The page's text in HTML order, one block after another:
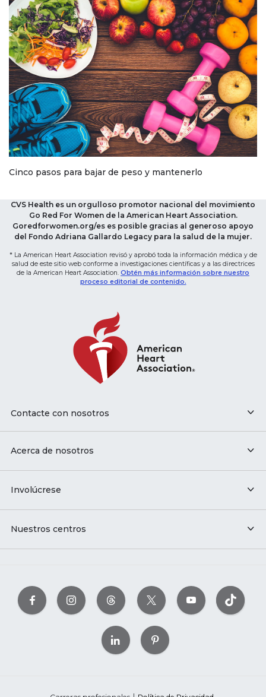
Cinco pasos para bajar de peso y mantenerlo
CVS Health es un orgulloso promotor nacional del movimiento
Go Red For Women de la American Heart Association.
Goredforwomen.org/es es posible gracias al generoso apoyo
del Fondo Adriana Gallardo Legacy para la salud de la mujer.
* La American Heart Association revisó y aprobó toda la información médica y de
salud de este sitio web conforme a investigaciones científicas y a las directrices
de la American Heart Association. Obtén más información sobre nuestro
proceso editorial de contenido.
Contacte con nosotros
Acerca de nosotros
Involúcrese
Nuestros centros